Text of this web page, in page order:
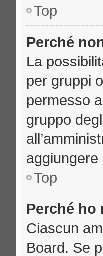
Top
Perché
La
per gruppi
permesso
gruppo
aggiungere
Top
Perché
Ciascun
Board. Se